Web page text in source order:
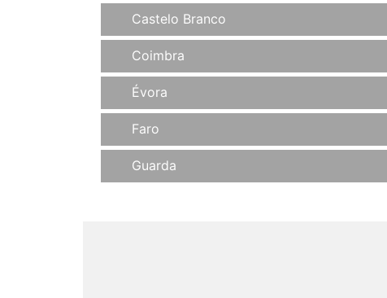
Castelo Branco
Coimbra
Évora
Faro
Guarda